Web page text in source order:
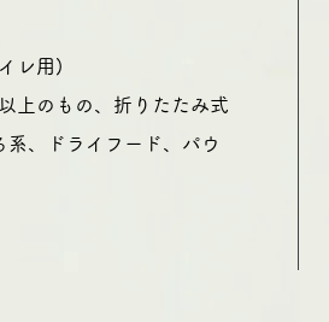
レ用)
上のもの、折りたたみ式
系、ドライフード、パウ